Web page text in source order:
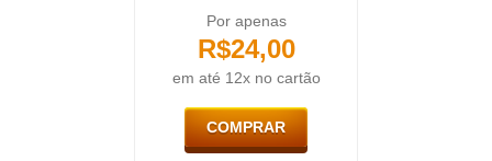
Por apenas
R$24,00
em até 12x no cartão
COMPRAR